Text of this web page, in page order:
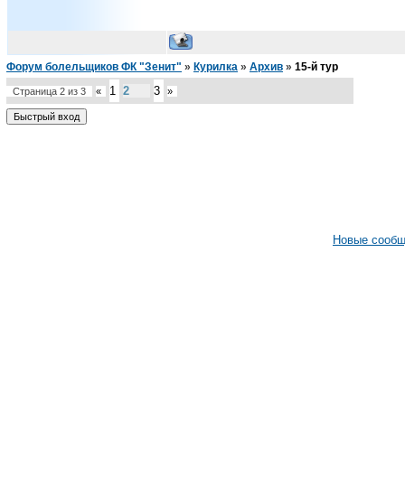
Форум болельщиков ФК "Зенит" » Курилка » Архив » 15-й тур
Страница 2 из 3 « 1 2 3 »
Новые